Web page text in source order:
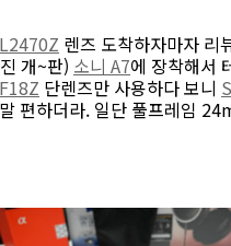
렌즈 도착하자마자 리
개~판) 소니 A7에 장착해서
단렌즈만 사용하다 보니
편하더라. 일단 풀프레임